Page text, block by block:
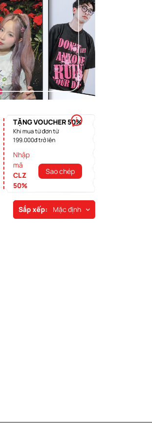
TẶNG VOUCHER 50%
Khi mua từ đơn từ
199.000đ trở lên
Nhập
mã
CLZ
50%
Sao chép
Sắp xếp: Mặc định